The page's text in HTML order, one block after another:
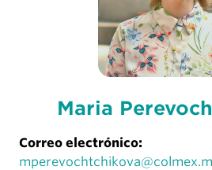
Maria
Correo electrónico: